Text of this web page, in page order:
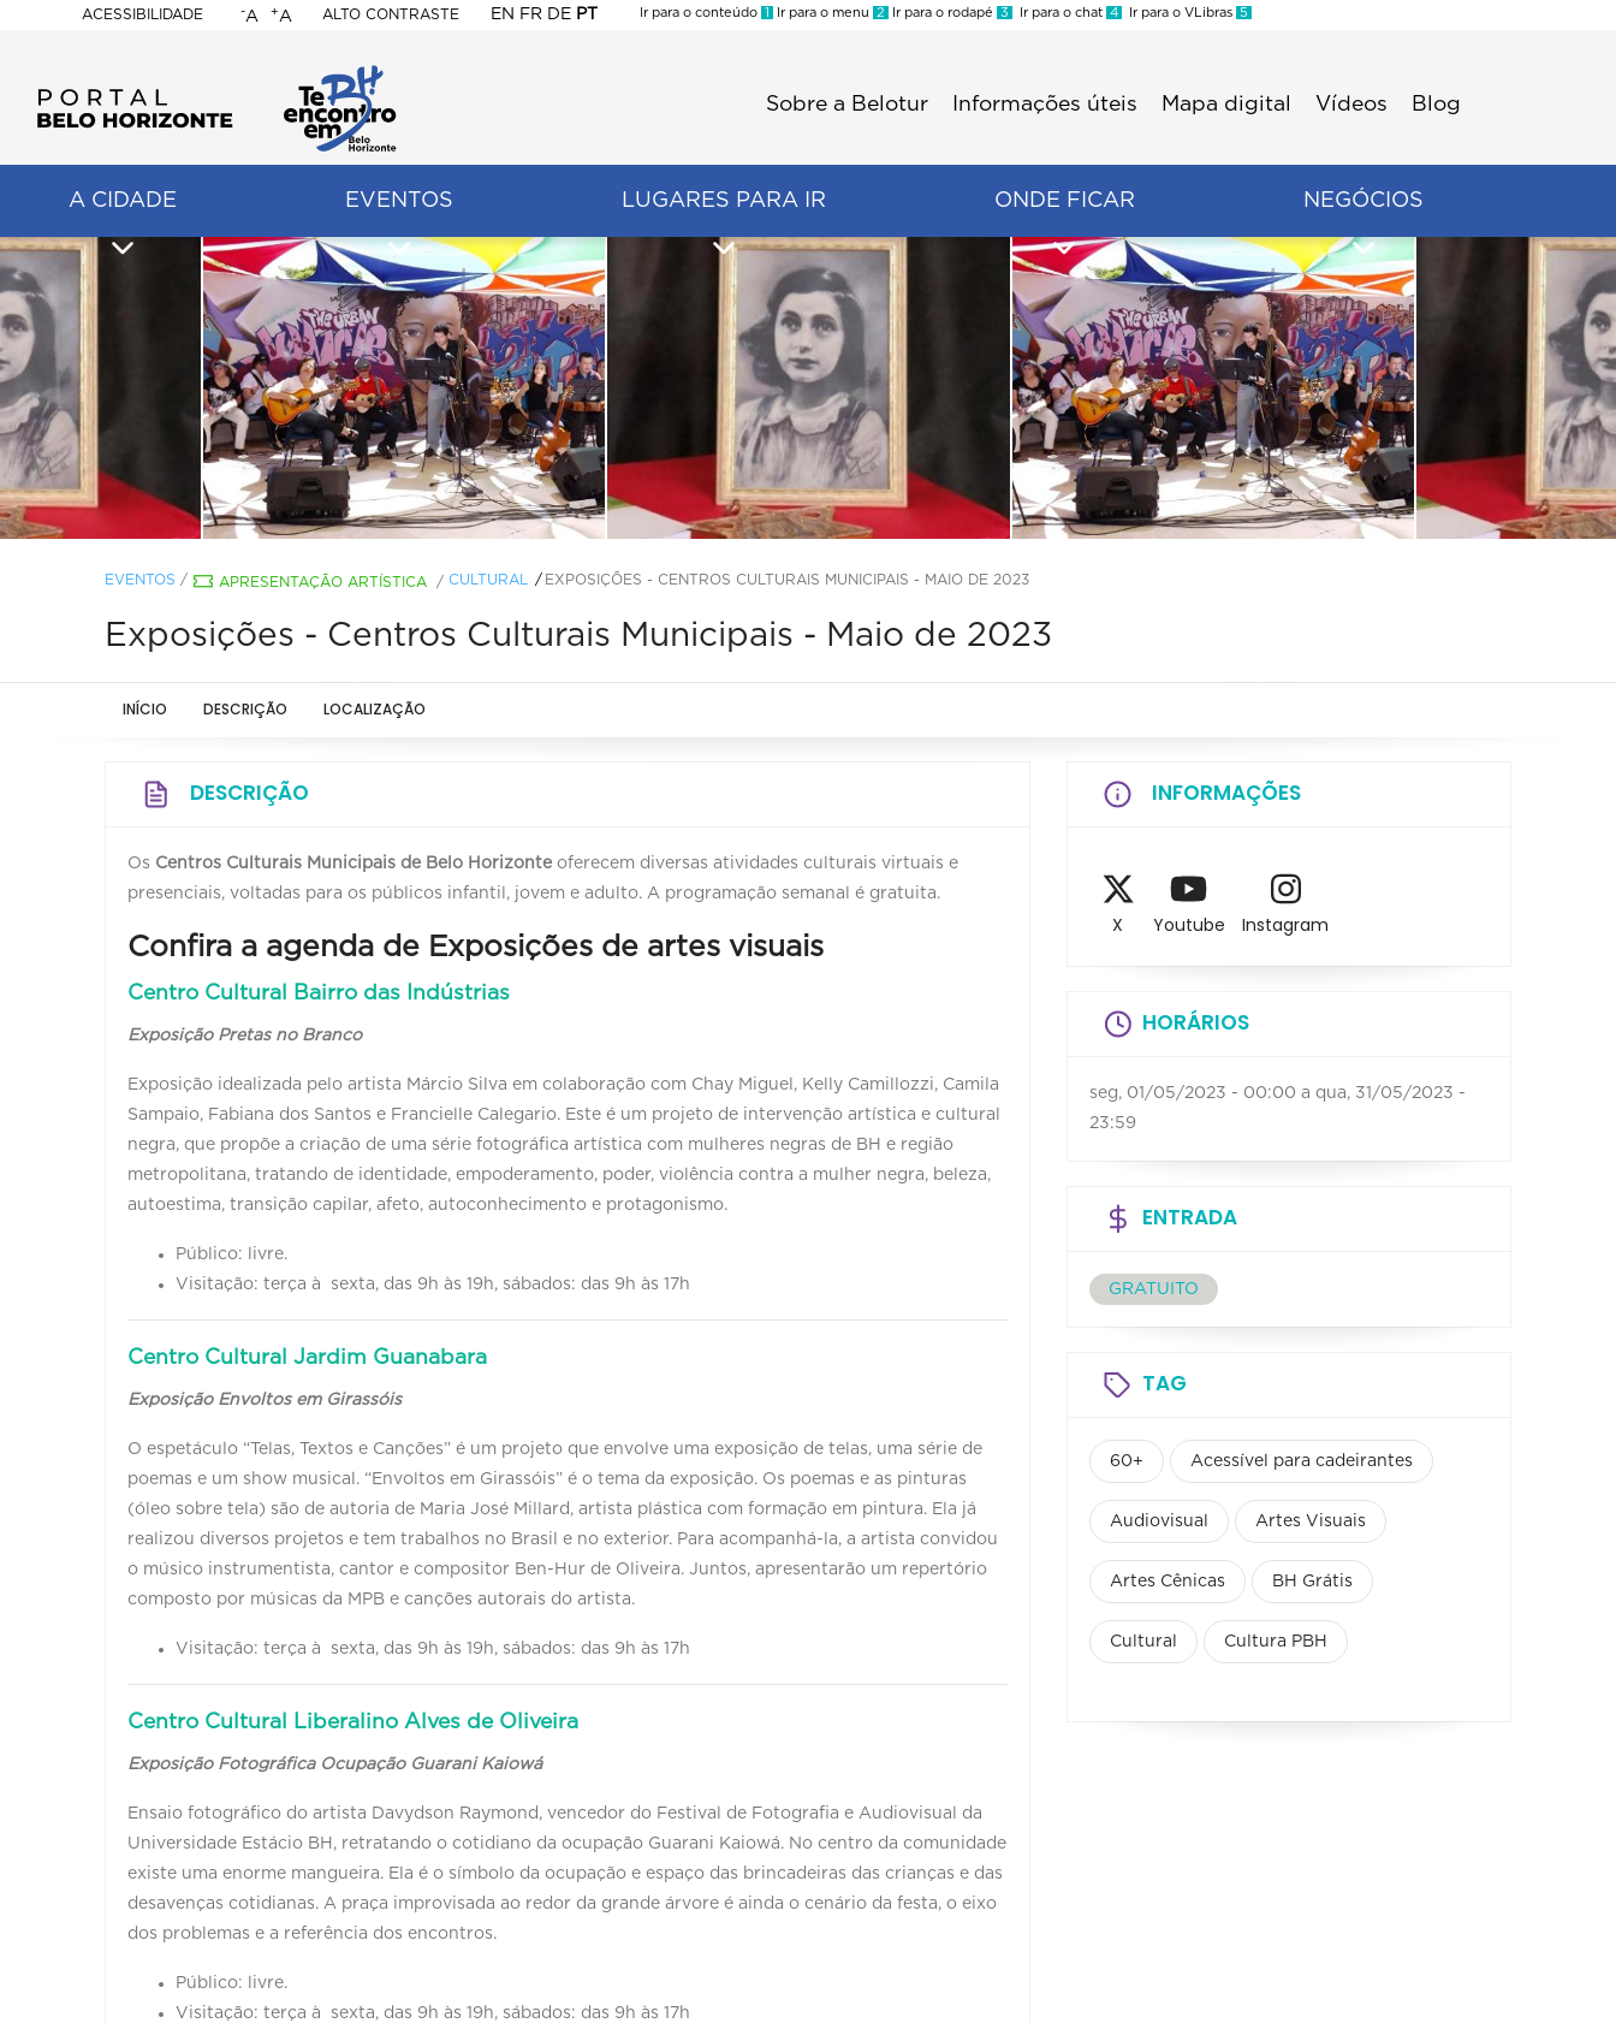
ACESSIBILIDADE
BELO
HORIZONTE
-A +A ALTO CONTRASTE EN FR DE PT
Ir para o conteúdo 1 Ir para o menu 2 Ir para o rodapé 3 Ir para o chat 4 Ir para o VLibras 5
Sobre a Belotur Informações úteis Mapa digital Vídeos Blog
A CIDADE EVENTOS LUGARES PARA IR ONDE FICAR NEGÓCIOS
EVENTOS / APRESENTAÇÃO ARTÍSTICA / CULTURAL EXPOSIÇÕES - CENTROS CULTURAIS MUNICIPAIS - MAIO DE 2023
Exposições - Centros Culturais Municipais - Maio de 2023
INÍCIO DESCRIÇÃO LOCALIZAÇÃO
DESCRIÇÃO
Os Centros Culturais Municipais de Belo Horizonte oferecem diversas atividades culturais virtuais e
presenciais, voltadas para os públicos infantil, jovem e adulto. A programação semanal é gratuita.
Confira a agenda de Exposições de artes visuais
Centro Cultural Bairro das Indústrias
Exposição Pretas no Branco
Exposição idealizada pelo artista Márcio Silva em colaboração com Chay Miguel, Kelly Camillozzi, Camila
Sampaio, Fabiana dos Santos e Francielle Calegario. Este é um projeto de intervenção artística e cultural
negra, que propõe a criação de uma série fotográfica artística com mulheres negras de BH e região
metropolitana, tratando de identidade, empoderamento, poder, violência contra a mulher negra, beleza,
autoestima, transição capilar, afeto, autoconhecimento e protagonismo.
Público: livre.
Visitação: terça à sexta, das 9h às 19h, sábados: das 9h às 17h
Centro Cultural Jardim Guanabara
Exposição Envoltos em Girassóis
O espetáculo “Telas, Textos e Canções” é um projeto que envolve uma exposição de telas, uma série de
poemas e um show musical. “Envoltos em Girassóis” é o tema da exposição. Os poemas e as pinturas
(óleo sobre tela) são de autoria de Maria José Millard, artista plástica com formação em pintura. Ela já
realizou diversos projetos e tem trabalhos no Brasil e no exterior. Para acompanhá-la, a artista convidou
o músico instrumentista, cantor e compositor Ben-Hur de Oliveira. Juntos, apresentarão um repertório
composto por músicas da MPB e canções autorais do artista.
Visitação: terça à sexta, das 9h às 19h, sábados: das 9h às 17h
Centro Cultural Liberalino Alves de Oliveira
Exposição Fotográfica Ocupação Guarani Kaiowá
Ensaio fotográfico do artista Davydson Raymond, vencedor do Festival de Fotografia e Audiovisual da
Universidade Estácio BH, retratando o cotidiano da ocupação Guarani Kaiowá. No centro da comunidade
existe uma enorme mangueira. Ela é o símbolo da ocupação e espaço das brincadeiras das crianças e das
desavenças cotidianas. A praça improvisada ao redor da grande árvore é ainda o cenário da festa, o eixo
dos problemas e a referência dos encontros.
Público: livre.
Visitação: terça à sexta, das 9h às 19h, sábados: das 9h às 17h
INFORMAÇÕES
X Youtube Instagram
HORÁRIOS
seg, 01/05/2023 - 00:00 a qua, 31/05/2023 -
23:59
ENTRADA
GRATUITO
TAG
60+ Acessível para cadeirantes
Audiovisual Artes Visuais
Artes Cênicas BH Grátis
Cultural Cultura PBH